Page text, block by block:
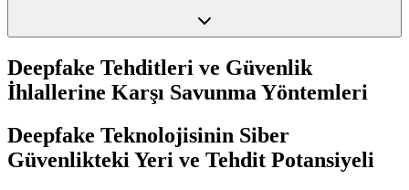
Deepfake Tehditleri ve Güvenlik
İhlallerine Karşı Savunma Yöntemleri
Deepfake Teknolojisinin Siber
Güvenlikteki Yeri ve Tehdit Potansiyeli